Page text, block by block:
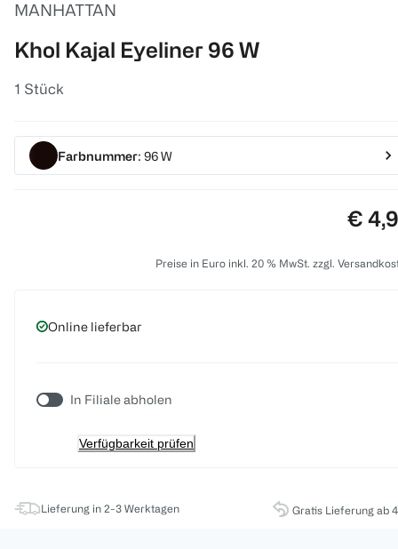
MANHATTAN
Khol Kajal Eyeliner 96 W
1 Stück
Farbnummer: 96 W
€
Preise in Euro inkl. 20 % MwSt. zzgl.
Online lieferbar
In Filiale abholen
Verfügbarkeit prüfen
Lieferung in 2-3 Werktagen Gratis Lieferung ab